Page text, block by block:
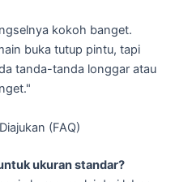
kokoh banget.
buka tutup pintu, tapi
tanda-tanda longgar atau
(FAQ)
ukuran standar?